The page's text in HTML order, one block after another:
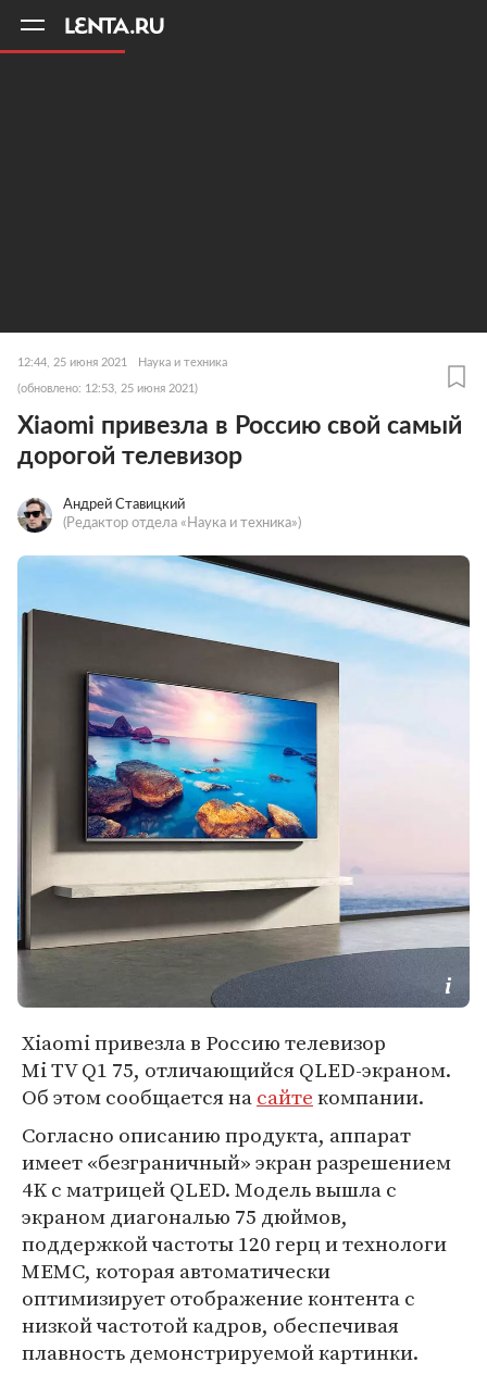
12:44, 25 июня 2021 Наука и техника
(обновлено: 12:53, 25 июня 2021)
Xiaomi привезла в Россию свой самый
дорогой телевизор
Андрей Ставицкий
(Редактор отдела «Наука и техника»)
Xiaomi привезла в Россию телевизор
Mi TV Q1 75, отличающийся QLED-экраном.
Об этом сообщается насайтекомпании.
Согласно описанию продукта, аппарат
имеет «безграничный» экран разрешением
4K с матрицей QLED. Модель вышла с
экраном диагональю 75 дюймов,
поддержкой частоты 120 герц и технологи
MEMC, которая автоматически
оптимизирует отображение контента с
низкой частотой кадров, обеспечивая
плавность демонстрируемой картинки.